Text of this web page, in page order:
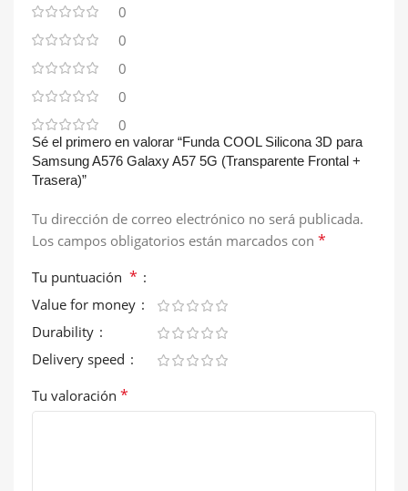
0
0
0
0
0
Sé el primero en valorar “Funda COOL Silicona 3D para
Samsung A576 Galaxy A57 5G (Transparente Frontal +
Trasera)”
Tu dirección de correo electrónico no será publicada.
Los campos obligatorios están marcados con *
Tu puntuación *
Value for money
Durability
Delivery speed
Tu valoración *